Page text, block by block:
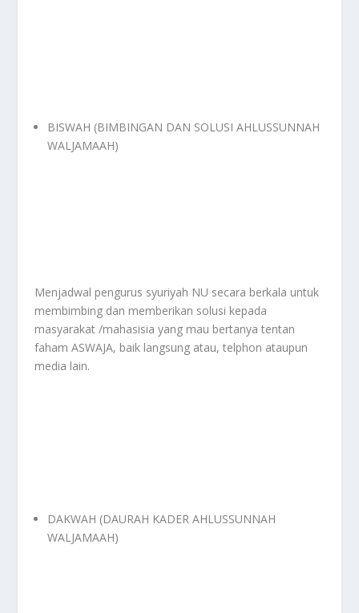
BISWAH (BIMBINGAN DAN SOLUSI AHLUSSUNNAH
WALJAMAAH)
Menjadwal pengurus syuriyah NU secara berkala untuk
membimbing dan memberikan solusi kepada
masyarakat /mahasisia yang mau bertanya tentan
faham ASWAJA, baik langsung atau, telphon ataupun
media lain.
DAKWAH (DAURAH KADER AHLUSSUNNAH
WALJAMAAH)